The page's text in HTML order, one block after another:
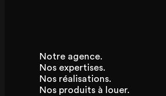
Notre agence.
Nos expertises.
Nos réalisations.
Nos produits à louer.